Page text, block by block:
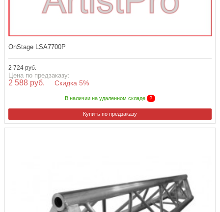
OnStage LSA7700P
2 724 руб.
Цена по предзаказу:
2 588 руб. Скидка 5%
В наличии на удаленном складе ?
Купить по предзаказу